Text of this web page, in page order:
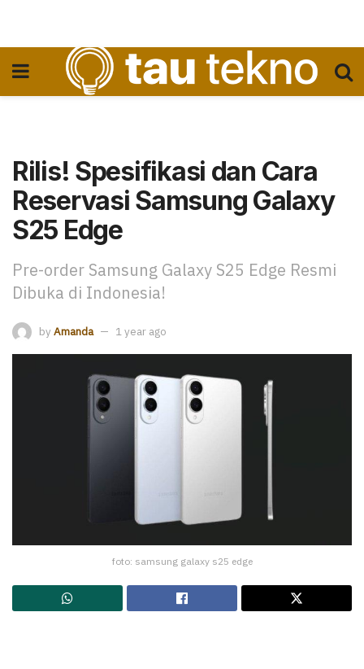
Rilis! Spesifikasi dan Cara
Reservasi Samsung Galaxy
S25 Edge
Pre-order Samsung Galaxy S25 Edge Resmi
Dibuka di Indonesia!
by Amanda 1 year ago
foto: samsung galaxy s25 edge